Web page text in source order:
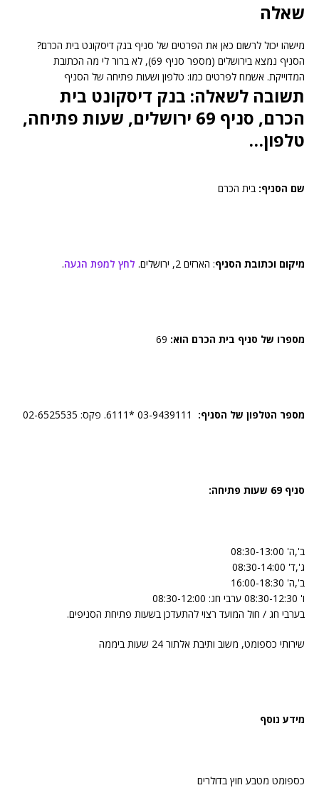
שאלה
מישהו יכול לרשום כאן את הפרטים של סניף בנק דיסקונט בית הכרם?
הסניף נמצא בירושלים (מספר סניף 69), לא ברור לי מה הכתובת
המדוייקת. אשמח לפרטים כמו: טלפון ושעות פתיחה של הסניף
תשובה לשאלה: בנק דיסקונט בית
הכרם, סניף 69 ירושלים, שעות פתיחה,
טלפון…
שם הסניף: בית הכרם
מיקום וכתובת הסניף: הארזים 2, ירושלים. לחץ למפת הגעה.
מספרו של סניף בית הכרם הוא:
מספר הטלפון של הסניף:
סניף 69 שעות פתיחה:
ב',ה' 08:30-13:00
ג',ד' 08:30-14:00
ב',ה' 16:00-18:30
ו' 08:30-12:30 ערבי חג: 08:30-12:00
בערבי חג / חול המועד רצוי להתעדכן בשעות פתיחת הסניפים.
שירותי כספומט, משוב ותיבת אלתור 24 שעות ביממה
מידע נוסף
כספומט מטבע חוץ בדולרים